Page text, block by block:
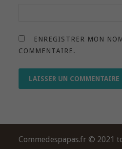
ENREGISTRER MON
COMMENTAIRE.
Commedespapas.fr © 2021